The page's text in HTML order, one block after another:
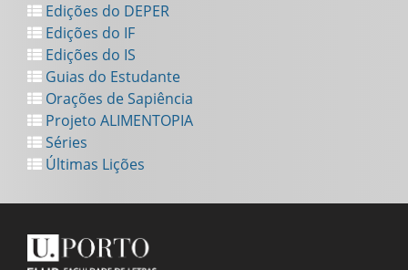
Edições do DEPER
Edições do IF
Edições do IS
Guias do Estudante
Orações de Sapiência
Projeto ALIMENTOPIA
Séries
Últimas Lições